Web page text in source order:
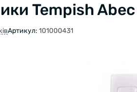
Tempish
Артикул: 101000431